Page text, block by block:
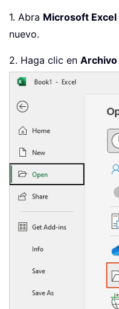
1. Abra Microsoft Excel
nuevo.
2. Haga clic en Archivo